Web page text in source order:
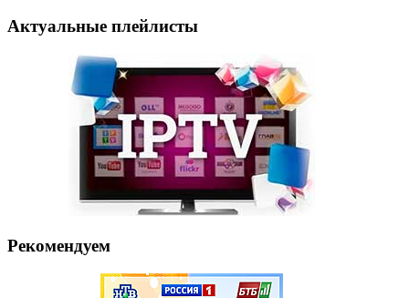
Актуальные плейлисты
Рекомендуем